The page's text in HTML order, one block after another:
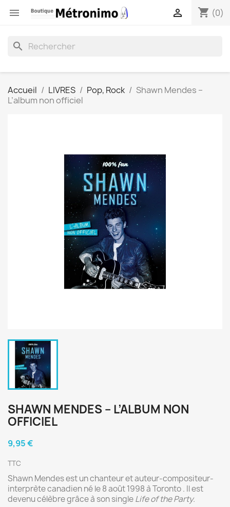
 shopping_cart (0)

search
Accueil LIVRES Pop, Rock
Shawn Mendes –
L’album non officiel
SHAWN MENDES – L’ALBUM NON
OFFICIEL
9,95 €
TTC
Shawn Mendes est un chanteur et auteur-compositeur-
interprète canadien né le 8 août 1998 à Toronto . Il est
devenu célèbre grâce à son singleLife of the Party.